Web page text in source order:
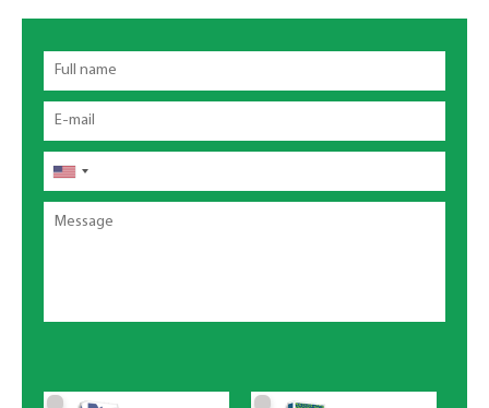
Full
name
Email
Phone
Message